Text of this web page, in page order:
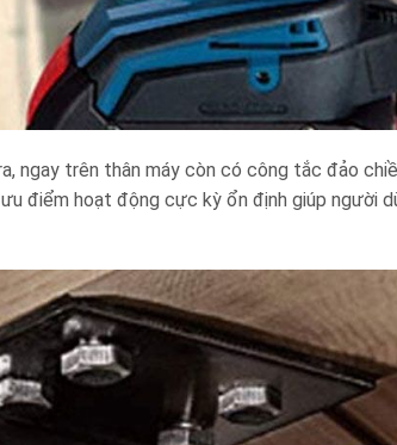
ngay trên thân máy còn có công tắc đảo
điểm hoạt động cực kỳ ổn định giúp người